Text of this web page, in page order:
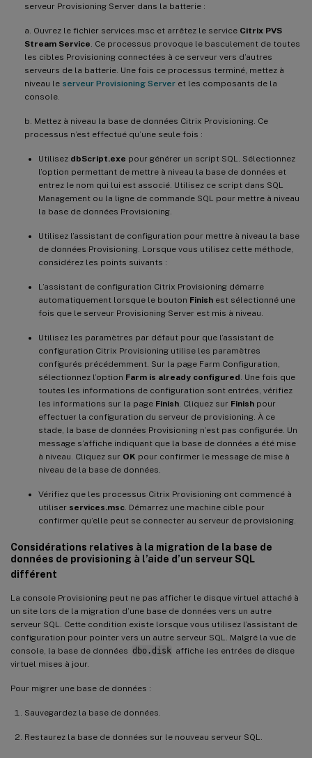
serveur Provisioning Server dans la batterie :
a. Ouvrez le fichier services.msc et arrêtez le service Citrix PVS
Stream Service . Ce processus provoque le basculement de toutes
les cibles Provisioning connectées à ce serveur vers d’autres
serveurs de la batterie. Une fois ce processus terminé, mettez à
niveau le serveur Provisioning Server et les composants de la
console.
b. Mettez à niveau la base de données Citrix Provisioning. Ce
processus n’est effectué qu’une seule fois :
Utilisez dbScript.exe pour générer un script SQL. Sélectionnez
l’option permettant de mettre à niveau la base de données et
entrez le nom qui lui est associé. Utilisez ce script dans SQL
Management ou la ligne de commande SQL pour mettre à niveau
la base de données Provisioning.
Utilisez l’assistant de configuration pour mettre à niveau la base
de données Provisioning. Lorsque vous utilisez cette méthode,
considérez les points suivants :
L’assistant de configuration Citrix Provisioning démarre
automatiquement lorsque le bouton Finish est sélectionné une
fois que le serveur Provisioning Server est mis à niveau.
Utilisez les paramètres par défaut pour que l’assistant de
configuration Citrix Provisioning utilise les paramètres
configurés précédemment. Sur la page Farm Configuration,
sélectionnez l’option Farm is already configured . Une fois que
toutes les informations de configuration sont entrées, vérifiez
les informations sur la page Finish . Cliquez sur Finish pour
effectuer la configuration du serveur de provisioning. À ce
stade, la base de données Provisioning n’est pas configurée. Un
message s’affiche indiquant que la base de données a été mise
à niveau. Cliquez sur OK pour confirmer le message de mise à
niveau de la base de données.
Vérifiez que les processus Citrix Provisioning ont commencé à
utiliser services.msc . Démarrez une machine cible pour
confirmer qu’elle peut se connecter au serveur de provisioning.
Considérations relatives à la migration de la base de
données de provisioning à l’aide d’un serveur SQL
différent
La console Provisioning peut ne pas afficher le disque virtuel attaché à
un site lors de la migration d’une base de données vers un autre
serveur SQL. Cette condition existe lorsque vous utilisez l’assistant de
configuration pour pointer vers un autre serveur SQL. Malgré la vue de
console, la base de données dbo.disk affiche les entrées de disque
virtuel mises à jour.
Pour migrer une base de données :
Sauvegardez la base de données.
Restaurez la base de données sur le nouveau serveur SQL.